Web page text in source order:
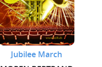
Jubilee March